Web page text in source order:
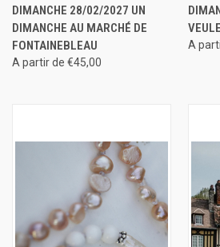
DIMANCHE 28/02/2027 UN
DIMANCHE AU MARCHÉ DE
FONTAINEBLEAU
A partir de €45,00
A